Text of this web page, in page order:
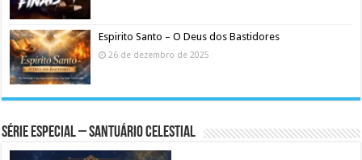
Espirito Santo – O Deus dos Bastidores
26 de dezembro de 2025
Série Especial – Santuário Celestial